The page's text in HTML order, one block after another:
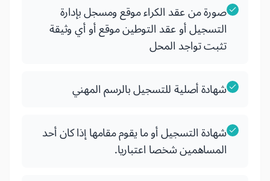
صورة من عقد الكراء موقع ومسجل بإدارة
التسجيل أو عقد التوطين موقع أو أي وثيقة
تثبت تواجد المحل
شهادة أصلية للتسجيل بالرسم المهني
شهادة التسجيل أو ما يقوم مقامها إذا كان أحد
المساهمين شخصا اعتباريا.